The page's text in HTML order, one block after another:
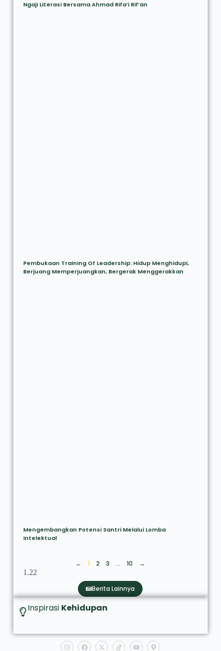
Ngaji Literasi Bersama Ahmad Rifa’i Rif’an
Pembukaan Training Of Leadership: Hidup Menghidupi,
Berjuang Memperjuangkan, Bergerak Menggerakkan
Mengembangkan Potensi Santri Melalui Lomba
Intelektual
← 1 2 3 … 10 →
Berita Lainnya
Inspirasi Kehidupan